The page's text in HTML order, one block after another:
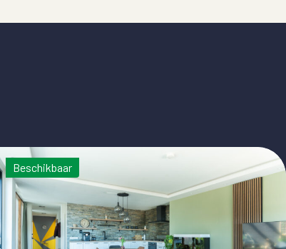
Beschikbaar